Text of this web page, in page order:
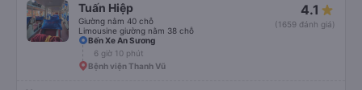
Tuấn Hiệp
Giường nằm 40 chỗ
Limousine giường nằm 38 chỗ
4.1
(1659 đánh giá)
Bến Xe An Sương
6 giờ 10 phút
Bệnh viện Thanh Vũ